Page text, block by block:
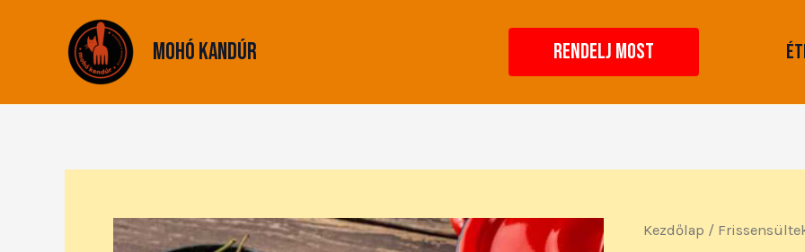
Mohó Kandúr RENDELJ MOST
Kezdőlap /
Brassói
szűzpecsenye